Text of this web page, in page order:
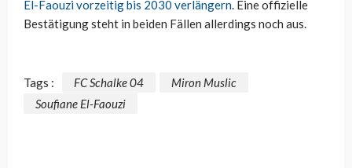
El-Faouzi vorzeitig bis 2030 verlängern. Eine offizielle
Bestätigung steht in beiden Fällen allerdings noch aus.
Tags : FC Schalke 04
Miron Muslic
Soufiane El-Faouzi